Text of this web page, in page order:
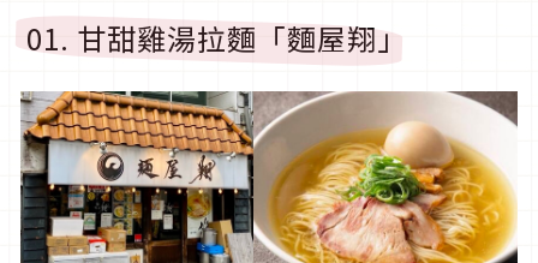
01. 甘甜雞湯拉麵「麵屋翔」